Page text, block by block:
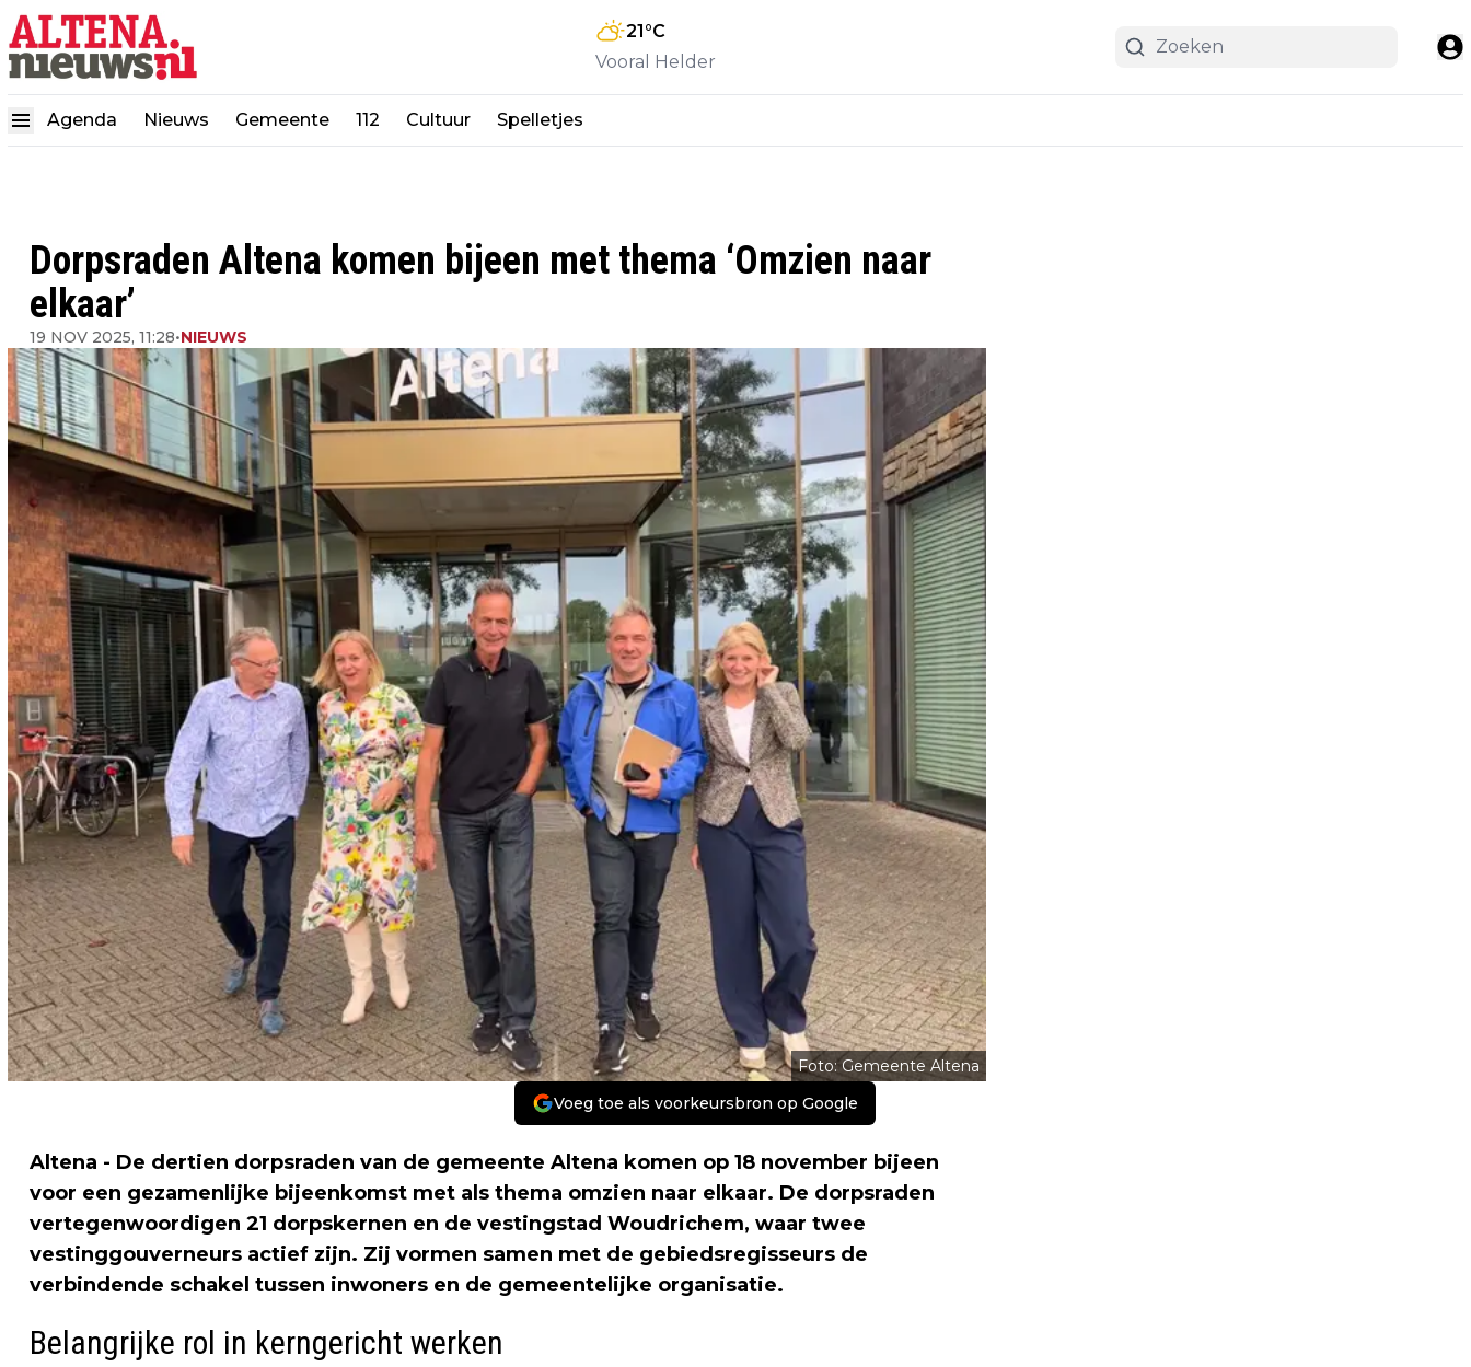
21°C
Vooral Helder
Agenda Nieuws Gemeente 112 Cultuur Spelletjes
Dorpsraden Altena komen bijeen met thema ‘Omzien naar
elkaar’
19 NOV 2025, 11:28•NIEUWS
Foto: Gemeente Altena
Voeg toe als voorkeursbron op Google
Altena - De dertien dorpsraden van de gemeente Altena komen op 18 november bijeen
voor een gezamenlijke bijeenkomst met als thema omzien naar elkaar. De dorpsraden
vertegenwoordigen 21 dorpskernen en de vestingstad Woudrichem, waar twee
vestinggouverneurs actief zijn. Zij vormen samen met de gebiedsregisseurs de
verbindende schakel tussen inwoners en de gemeentelijke organisatie.
Belangrijke rol in kerngericht werken